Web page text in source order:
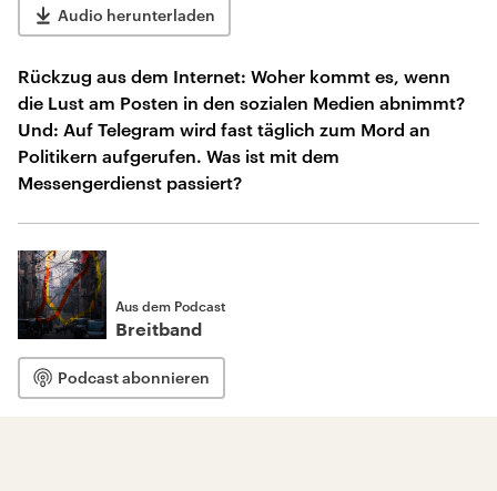
Audio herunterladen
Rückzug aus dem Internet: Woher kommt es, wenn
die Lust am Posten in den sozialen Medien abnimmt?
Und: Auf Telegram wird fast täglich zum Mord an
Politikern aufgerufen. Was ist mit dem
Messengerdienst passiert?
Aus dem Podcast
Breitband
Podcast abonnieren